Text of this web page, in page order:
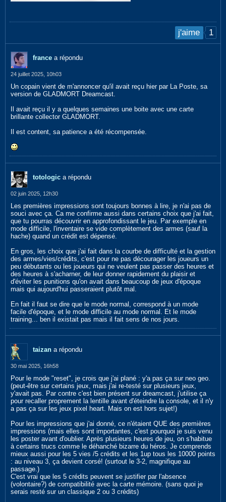
j'aime 1
france a répondu
24 juillet 2025, 10h03
Un copain vient de m'annoncer qu'il avait reçu hier par La Poste, sa
version de GLADMORT Dreamcast.
Il avait reçu il y a quelques semaines une boite avec une carte
brillante collector GLADMORT.
Il est content, sa patience a été récompensée.
totologic a répondu
02 juin 2025, 12h30
Les premières impressions sont toujours bonnes à lire, je n'ai pas de
souci avec ça. Ca me confirme aussi dans certains choix que j'ai fait,
que tu pourras découvrir en approfondissant le jeu. Par exemple en
mode difficile, l'inventaire se vide complètement des armes (sauf la
hache) quand un crédit est dépensé.
En gros, les choix que j'ai fait dans la courbe de difficulté et la gestion
des armes/vies/crédits, c'est pour ne pas décourager les joueurs un
peu débutants ou les joueurs qui ne veulent pas passer des heures et
des heures à s'acharner, de leur donner rapidement du plaisir et
d'éviter les punitions qu'on avait dans beaucoup de jeux d'époque
mais qui aujourd'hui passeraient plutôt mal.
En fait il faut se dire que le mode normal, correspond à un mode
facile d'époque, et le mode difficile au mode normal. Et le mode
training... ben il existait pas mais il fait sens de nos jours.
taizan a répondu
30 mai 2025, 16h58
Pour le mode "reset", je crois que j'ai plané : y'a pas ça sur neo geo.
(peut-être sur certains jeux, mais j'ai re-testé sur plusieurs jeux,
y'avait pas. Par contre c'est bien présent sur dreamcast, j'utilise ça
pour recaller proprement la lentille avant d'éteindre la console, et il n'y
a pas ça sur les jeux pixel heart. Mais on est hors sujet!)
Pour les impressions que j'ai donné, ce n'étaient QUE des premières
impressions (mais elles sont importantes, c'est pourquoi je suis venu
les poster avant d'oublier. Après plusieurs heures de jeu, on s'habitue
à certains trucs comme le déhanché bizarre du héros. Je comprends
mieux aussi pour les 5 vies /5 crédits et les 1up tous les 10000 points
: au niveau 3, ça devient corsé! (surtout le 3-2, magnifique au
passage.)
C'est vrai que les 5 crédits peuvent se justifier par l'absence
(volontaire?) de compatibilité avec la carte mémoire. (sans quoi je
serais resté sur un classique 2 ou 3 crédits)